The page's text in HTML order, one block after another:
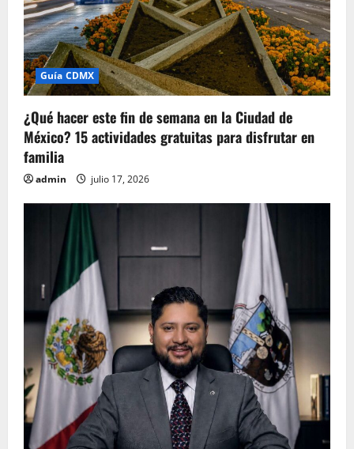
Guía CDMX
¿Qué hacer este fin de semana en la Ciudad de
México? 15 actividades gratuitas para disfrutar en
familia
admin julio 17, 2026